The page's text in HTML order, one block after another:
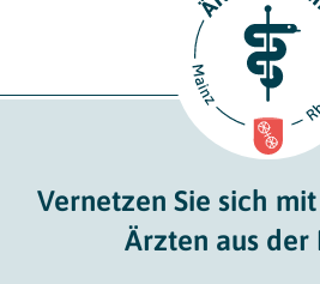
der
und
Ärzte
Mainz
Vernetzen Sie sich
Ärzten aus der